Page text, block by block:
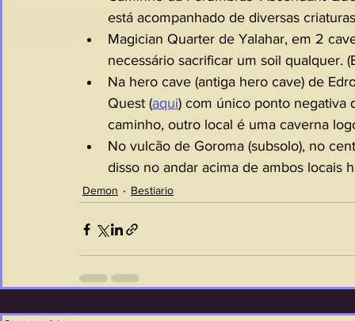
está acompanhado de diversas
Magician Quarter de Yalahar, em 2
necessário sacrificar um soil qualquer.
Na hero cave (antiga hero cave) de
Quest (aqui) com único ponto negativa
caminho, outro local é uma caverna
No vulcão de Goroma (subsolo), no
disso no andar acima de ambos locais
Demon Bestiario